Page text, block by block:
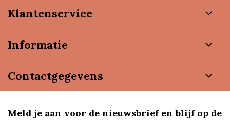
Klantenservice
Informatie
Contactgegevens
Meld je aan voor de nieuwsbrief en blijf op de